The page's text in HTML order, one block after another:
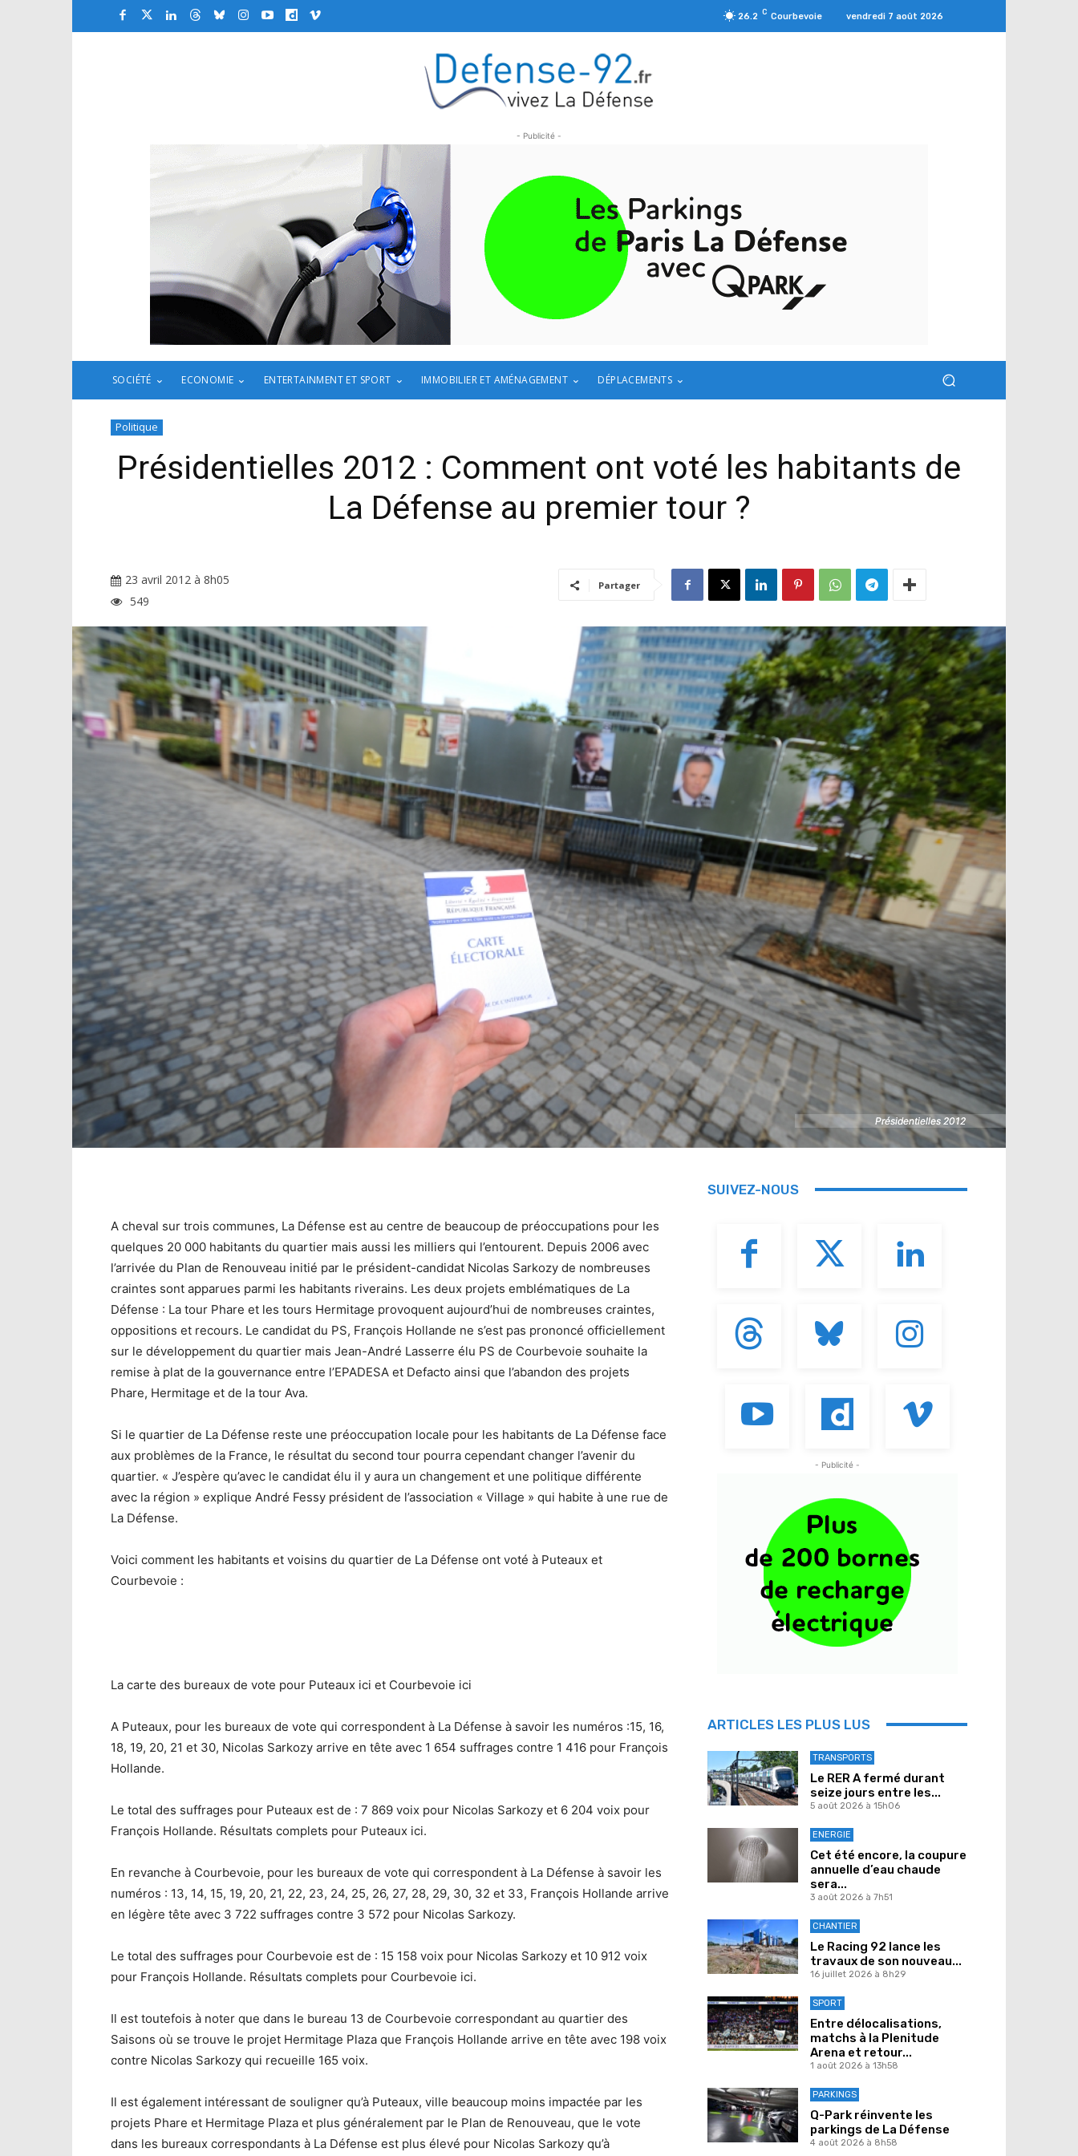
26.2 C Courbevoie vendredi 7 août 2026
- Publicité -
SOCIÉTÉ ECONOMIE ENTERTAINMENT ET SPORT IMMOBILIER ET AMÉNAGEMENT DÉPLACEMENTS
Politique
Présidentielles 2012 : Comment ont voté les habitants de
La Défense au premier tour ?
23 avril 2012 à 8h05
549
Partager
Présidentielles 2012
Présidentielles 2012
A cheval sur trois communes, La Défense est au centre de beaucoup de préoccupations pour les
quelques 20 000 habitants du quartier mais aussi les milliers qui l’entourent. Depuis 2006 avec
l’arrivée du Plan de Renouveau initié par le président-candidat Nicolas Sarkozy de nombreuses
craintes sont apparues parmi les habitants riverains. Les deux projets emblématiques de La
Défense : La tour Phare et les tours Hermitage provoquent aujourd’hui de nombreuses craintes,
oppositions et recours. Le candidat du PS, François Hollande ne s’est pas prononcé officiellement
sur le développement du quartier mais Jean-André Lasserre élu PS de Courbevoie souhaite la
remise à plat de la gouvernance entre l’EPADESA et Defacto ainsi que l’abandon des projets
Phare, Hermitage et de la tour Ava.
Si le quartier de La Défense reste une préoccupation locale pour les habitants de La Défense face
aux problèmes de la France, le résultat du second tour pourra cependant changer l’avenir du
quartier. « J’espère qu’avec le candidat élu il y aura un changement et une politique différente
avec la région » explique André Fessy président de l’association « Village » qui habite à une rue de
La Défense.
Voici comment les habitants et voisins du quartier de La Défense ont voté à Puteaux et
Courbevoie :
La carte des bureaux de vote pour Puteaux ici et Courbevoie ici
A Puteaux, pour les bureaux de vote qui correspondent à La Défense à savoir les numéros :15, 16,
18, 19, 20, 21 et 30, Nicolas Sarkozy arrive en tête avec 1 654 suffrages contre 1 416 pour François
Hollande.
Le total des suffrages pour Puteaux est de : 7 869 voix pour Nicolas Sarkozy et 6 204 voix pour
François Hollande. Résultats complets pour Puteaux ici.
En revanche à Courbevoie, pour les bureaux de vote qui correspondent à La Défense à savoir les
numéros : 13, 14, 15, 19, 20, 21, 22, 23, 24, 25, 26, 27, 28, 29, 30, 32 et 33, François Hollande arrive
en légère tête avec 3 722 suffrages contre 3 572 pour Nicolas Sarkozy.
Le total des suffrages pour Courbevoie est de : 15 158 voix pour Nicolas Sarkozy et 10 912 voix
pour François Hollande. Résultats complets pour Courbevoie ici.
Il est toutefois à noter que dans le bureau 13 de Courbevoie correspondant au quartier des
Saisons où se trouve le projet Hermitage Plaza que François Hollande arrive en tête avec 198 voix
contre Nicolas Sarkozy qui recueille 165 voix.
Il est également intéressant de souligner qu’à Puteaux, ville beaucoup moins impactée par les
projets Phare et Hermitage Plaza et plus généralement par le Plan de Renouveau, que le vote
dans les bureaux correspondants à La Défense est plus élevé pour Nicolas Sarkozy qu’à
SUIVEZ-NOUS
- Publicité -
ARTICLES LES PLUS LUS
TRANSPORTS
Le RER A fermé durant
seize jours entre les...
5 août 2026 à 15h06
ENERGIE
Cet été encore, la coupure
annuelle d’eau chaude
sera...
3 août 2026 à 7h51
CHANTIER
Le Racing 92 lance les
travaux de son nouveau...
16 juillet 2026 à 8h29
SPORT
Entre délocalisations,
matchs à la Plenitude
Arena et retour...
1 août 2026 à 13h58
PARKINGS
Q-Park réinvente les
parkings de La Défense
4 août 2026 à 8h58